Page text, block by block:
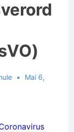
Mai 6,
rus